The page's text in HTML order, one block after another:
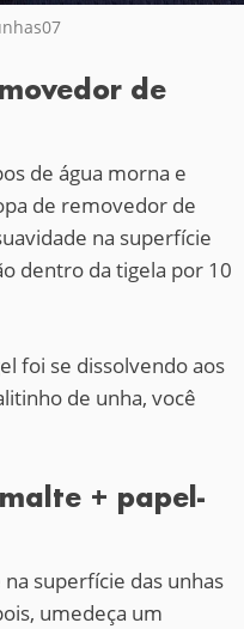
de
de água morna e
de removedor de
na superfície
dentro da tigela por 10
foi se dissolvendo aos
de unha, você
+ papel-
superfície das unhas
umedeça um